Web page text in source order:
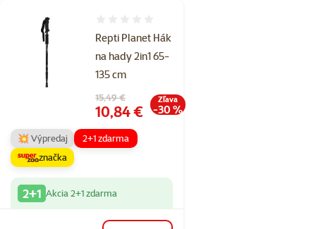
Repti Planet Hák
na hady 2in1 65-
135 cm
Pôvodná cena
15,49 €
Cena
10,84 €
Zľava
-30 %
💥 Výpredaj
2+1 zdarma
značka
2+1 Akcia 2+1 zdarma